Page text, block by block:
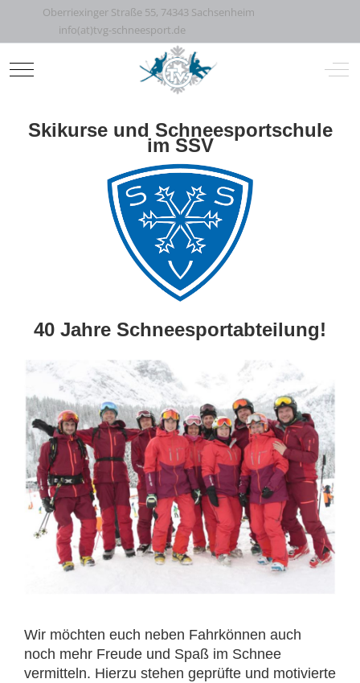
Oberriexinger Straße 55, 74343 Sachsenheim
info(at)tvg-schneesport.de
Mobile Menu Toggle Off-
Skikurse und Schneesportschule
im SSV
40 Jahre Schneesportabteilung!
Wir möchten euch neben Fahrkönnen auch
noch mehr Freude und Spaß im Schnee
vermitteln. Hierzu stehen geprüfte und motivierte